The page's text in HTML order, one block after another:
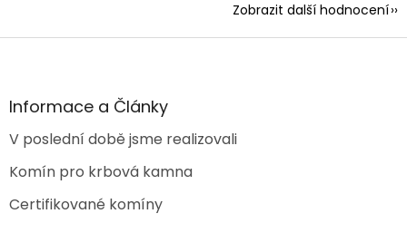
Zobrazit další hodnocení
Z
aInformace a Články
V poslední době jsme realizovali
Komín pro krbová kamna
Certifikované komíny